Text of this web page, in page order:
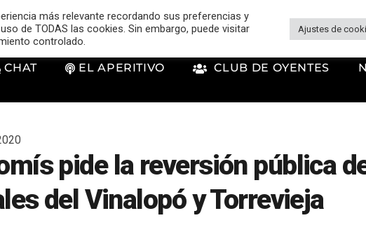
CHAT EL APERITIVO CLUB DE OYENTES
pide la reversión pública
del Vinalopó y Torrevieja
más relevante recordando sus preferencias y
de TODAS las cookies. Sin embargo, puede visitar
controlado.
Ajustes de